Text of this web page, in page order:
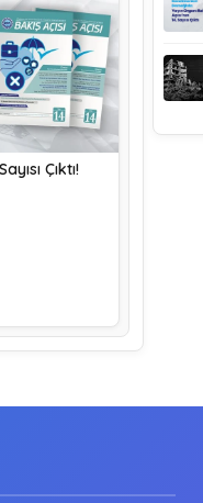
Çıktı!